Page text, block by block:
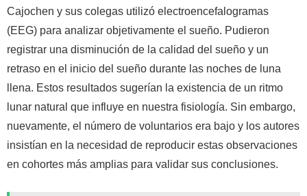
Cajochen y sus colegas utilizó electroencefalogramas
(EEG) para analizar objetivamente el sueño. Pudieron
registrar una disminución de la calidad del sueño y un
retraso en el inicio del sueño durante las noches de luna
llena. Estos resultados sugerían la existencia de un ritmo
lunar natural que influye en nuestra fisiología. Sin embargo,
nuevamente, el número de voluntarios era bajo y los autores
insistían en la necesidad de reproducir estas observaciones
en cohortes más amplias para validar sus conclusiones.